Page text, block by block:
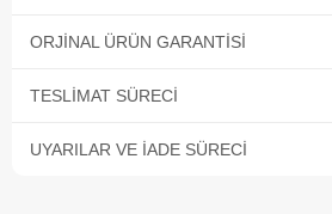
ORJINAL ÜRÜN GARANTISI
TESLIMAT SÜRECI
UYARILAR VE İADE SÜRECI